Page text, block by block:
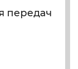
передач